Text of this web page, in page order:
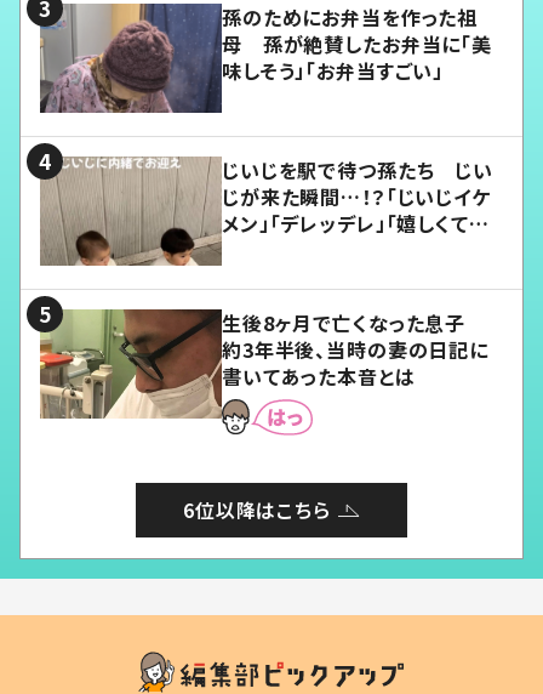
孫のためにお弁当を作った祖
母 孫が絶賛したお弁当に「美
味しそう」「お弁当すごい」
じいじを駅で待つ孫たち じい
じが来た瞬間…！？「じいじイケ
メン」「デレッデレ」「嬉しくて可
生後8ヶ月で亡くなった息子
約3年半後、当時の妻の日記に
書いてあった本音とは
6位以降はこちら